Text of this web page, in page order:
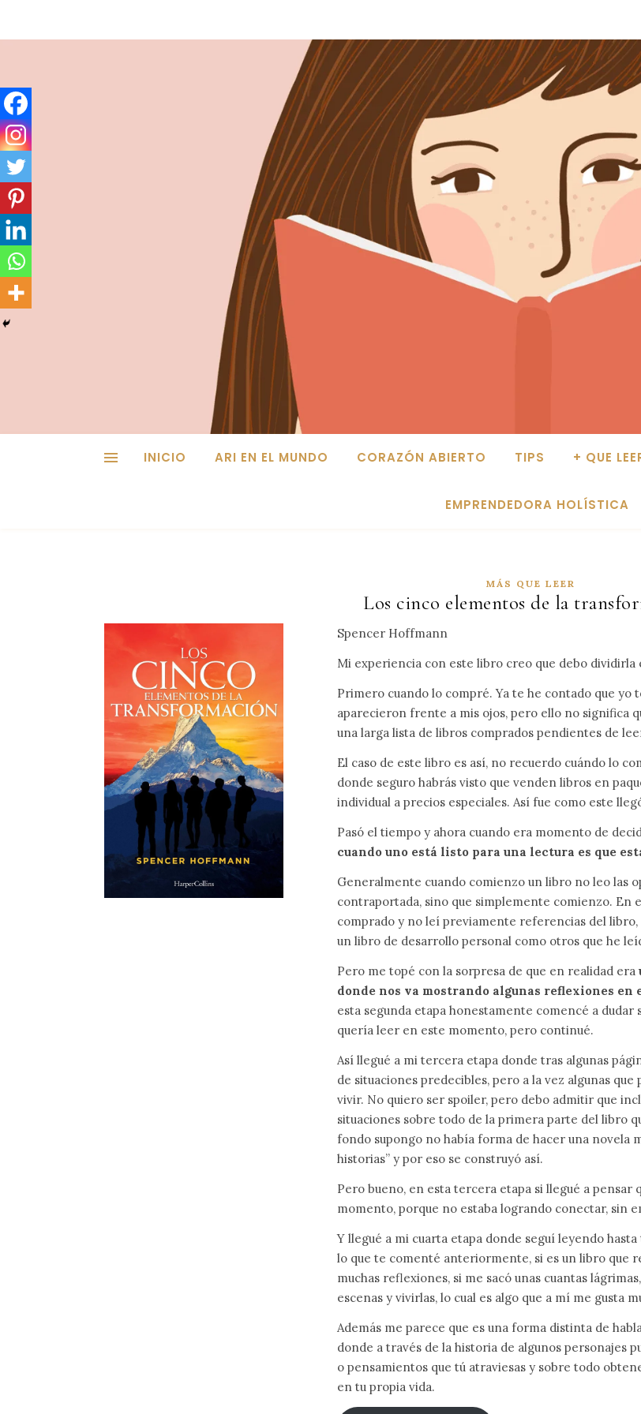
INICIO ARI EN EL MUNDO CORAZÓN ABIERTO TIPS + QUE
EMPRENDEDORA HOLÍSTICA
MÁS QUE LEER
Los cinco elementos de la
Spencer Hoffmann
Mi experiencia con este libro creo que debo dividirla
Primero cuando lo compré. Ya te he contado que yo
aparecieron frente a mis ojos, pero ello no significa
una larga lista de libros comprados pendientes de
El caso de este libro es así, no recuerdo cuándo lo
donde seguro habrás visto que venden libros en
individual a precios especiales. Así fue como este
Pasó el tiempo y ahora cuando era momento de
cuando uno está listo para una lectura es que
Generalmente cuando comienzo un libro no leo las
contraportada, sino que simplemente comienzo. En
comprado y no leí previamente referencias del
un libro de desarrollo personal como otros que he
Pero me topé con la sorpresa de que en realidad era
donde nos va mostrando algunas reflexiones en
esta segunda etapa honestamente comencé a
quería leer en este momento, pero continué.
Así llegué a mi tercera etapa donde tras algunas
de situaciones predecibles, pero a la vez algunas
vivir. No quiero ser spoiler, pero debo admitir que
situaciones sobre todo de la primera parte del libro
fondo supongo no había forma de hacer una novela
historias” y por eso se construyó así.
Pero bueno, en esta tercera etapa si llegué a pensar
momento, porque no estaba logrando conectar, sin
Y llegué a mi cuarta etapa donde seguí leyendo
lo que te comenté anteriormente, si es un libro que
muchas reflexiones, si me sacó unas cuantas
escenas y vivirlas, lo cual es algo que a mí me gusta
Además me parece que es una forma distinta de
donde a través de la historia de algunos personajes
o pensamientos que tú atraviesas y sobre todo
en tu propia vida.